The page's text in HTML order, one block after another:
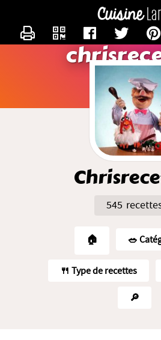
545
🏠 🥗️
🍴 Type de recettes
🔎
CONTACTER